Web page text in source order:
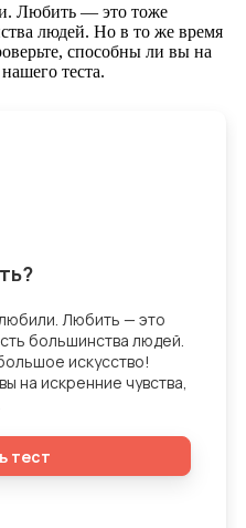
Любить — это тоже
людей. Но в то же время
способны ли вы на
теста.